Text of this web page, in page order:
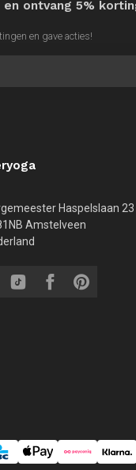
ontvang 5%
en gave acties!
Haspelslaan 23
Amstelveen